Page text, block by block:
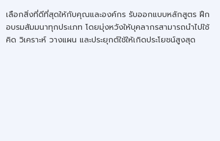
เลือกสิ่งที่ดีที่สุดให้กับคุณและองค์กร รับออกแบบหลักสูตร ฝึก
อบรมสัมมนาทุกประเภท โดยมุ่งหวังให้บุคลากรสามารถนำไปใช้
คิด วิเคราะห์ วางแผน และประยุกต์ใช้ให้เกิดประโยชน์สูงสุด